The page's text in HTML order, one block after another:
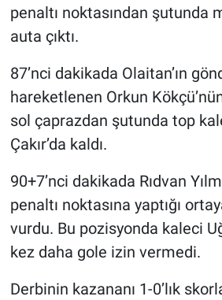
penaltı noktasından şutunda
auta çıktı.
87’nci dakikada Olaitan’ın
hareketlenen Orkun
sol çaprazdan şutunda top
Çakır’da kaldı.
90+7’nci dakikada Rıdvan
penaltı noktasına yaptığı
vurdu. Bu pozisyonda kaleci
kez daha gole izin vermedi.
Derbinin kazananı 1-0’lık